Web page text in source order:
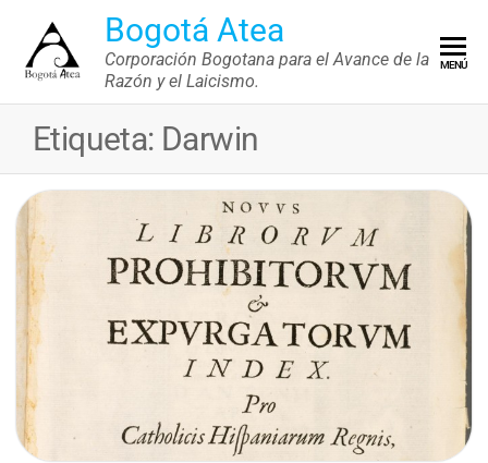
contenido
Bogotá Atea
Corporación Bogotana para el Avance de la
Razón y el Laicismo.
MENÚ
Etiqueta: Darwin